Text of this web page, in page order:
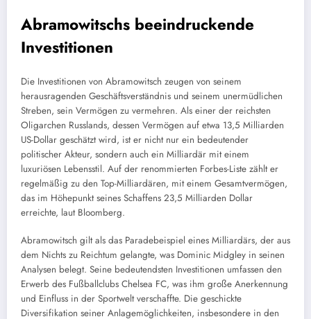
Abramowitschs beeindruckende
Investitionen
Die Investitionen von Abramowitsch zeugen von seinem
herausragenden Geschäftsverständnis und seinem unermüdlichen
Streben, sein Vermögen zu vermehren. Als einer der reichsten
Oligarchen Russlands, dessen Vermögen auf etwa 13,5 Milliarden
US-Dollar geschätzt wird, ist er nicht nur ein bedeutender
politischer Akteur, sondern auch ein Milliardär mit einem
luxuriösen Lebensstil. Auf der renommierten Forbes-Liste zählt er
regelmäßig zu den Top-Milliardären, mit einem Gesamtvermögen,
das im Höhepunkt seines Schaffens 23,5 Milliarden Dollar
erreichte, laut Bloomberg.
Abramowitsch gilt als das Paradebeispiel eines Milliardärs, der aus
dem Nichts zu Reichtum gelangte, was Dominic Midgley in seinen
Analysen belegt. Seine bedeutendsten Investitionen umfassen den
Erwerb des Fußballclubs Chelsea FC, was ihm große Anerkennung
und Einfluss in der Sportwelt verschaffte. Die geschickte
Diversifikation seiner Anlagemöglichkeiten, insbesondere in den